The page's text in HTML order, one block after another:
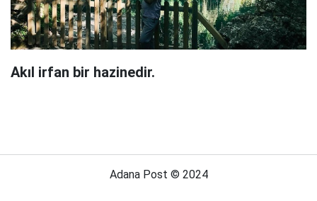
Akıl irfan bir hazinedir.
Adana Post © 2024